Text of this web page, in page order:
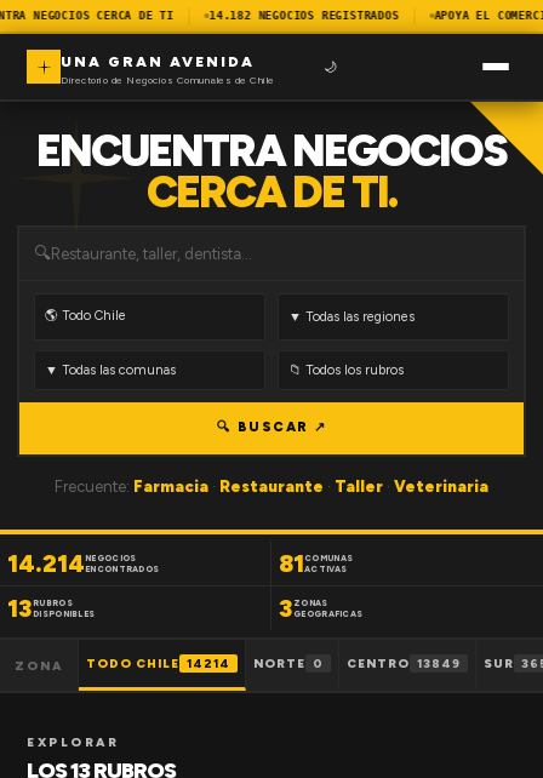
NEGOCIOS CERCA DE TI 14.182 NEGOCIOS REGISTRADOS APOYA EL
UNA GRAN AVENIDA
Directorio de Negocios Comunales de Chile
🌙
ENCUENTRA NEGOCIOS
CERCA DE TI.
🔍
🔍 BUSCAR ↗
Frecuente: Farmacia · Restaurante · Taller · Veterinaria
14.214NEGOCIOS
ENCONTRADOS
81 COMUNAS
ACTIVAS
13RUBROS
DISPONIBLES
3 ZONAS
GEOGRAFICAS
ZONA TODO CHILE 14214 NORTE 0 CENTRO 13849 SUR
EXPLORAR
LOS 13 RUBROS